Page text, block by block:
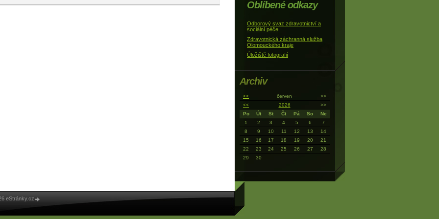
Oblíbené odkazy
Odborový svaz zdravotnictví a
sociální péče
Zdravotnická záchranná služba
Olomouckého kraje
Úložiště fotografií
Archiv
<< červen
>>
<<
2026
>>
Po
Út St Čt Pá So
Ne
1
2 3 4 5 6
7
8
9 10 11 12 13
14
15
16 17 18 19 20
21
22
23 24 25 26 27
28
29
30
eStránky.cz